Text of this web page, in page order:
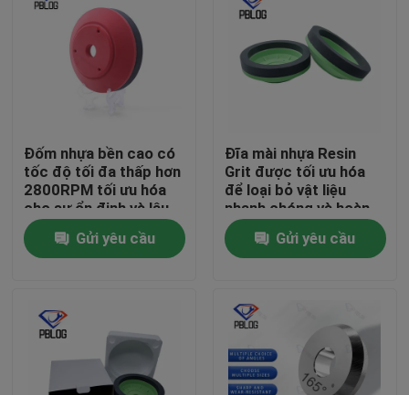
Sản phẩm
Về chúng tôi
Đốm nhựa bền cao có
tốc độ tối đa thấp hơn
2800RPM tối ưu hóa
cho sự ổn định và lâu
dài
Gửi yêu cầu
Đĩa mài nhựa Resin
Grit được tối ưu hóa
để loại bỏ vật liệu
nhanh chóng và hoàn
thiện bề mặt nhẵn
trong chế tạo kim loại
Gửi yêu cầu